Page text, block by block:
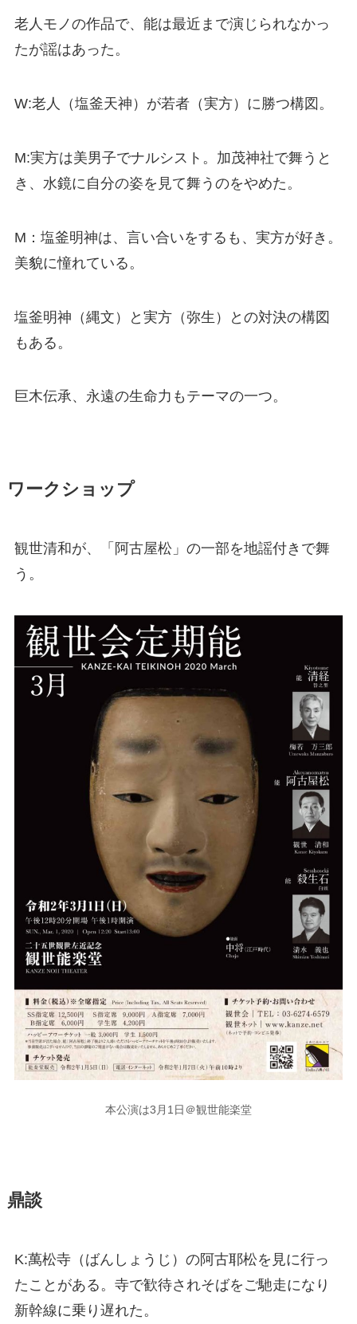
老人モノの作品で、能は最近まで演じられなかっ
たが謡はあった。
W:老人（塩釜天神）が若者（実方）に勝つ構図。
M:実方は美男子でナルシスト。加茂神社で舞うと
き、水鏡に自分の姿を見て舞うのをやめた。
M：塩釜明神は、言い合いをするも、実方が好き。
美貌に憧れている。
塩釜明神（縄文）と実方（弥生）との対決の構図
もある。
巨木伝承、永遠の生命力もテーマの一つ。
ワークショップ
観世清和が、「阿古屋松」の一部を地謡付きで舞
う。
本公演は3月1日＠観世能楽堂
鼎談
K:萬松寺（ばんしょうじ）の阿古耶松を見に行っ
たことがある。寺で歓待されそばをご馳走になり
新幹線に乗り遅れた。